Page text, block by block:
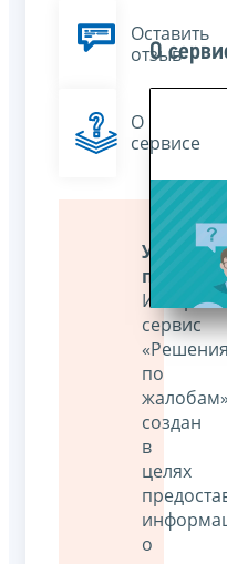
Оставить
отзыв
О
сервисе
сервис
«Решения
по
жалобам»
создан
в
целях
о
О